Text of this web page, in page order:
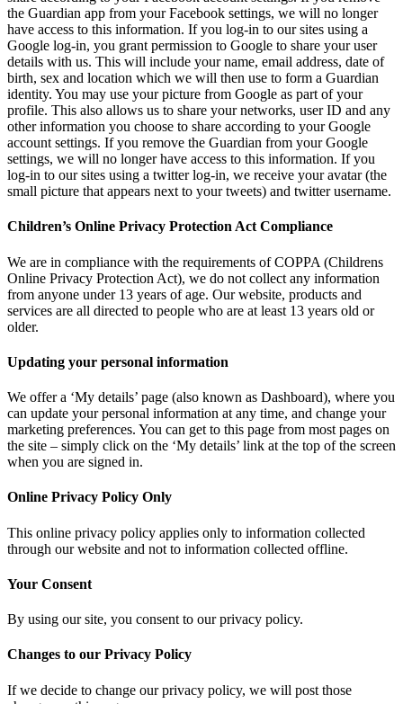
the Guardian app from your Facebook settings, we will no longer
have access to this information. If you log-in to our sites using a
Google log-in, you grant permission to Google to share your user
details with us. This will include your name, email address, date of
birth, sex and location which we will then use to form a Guardian
identity. You may use your picture from Google as part of your
profile. This also allows us to share your networks, user ID and any
other information you choose to share according to your Google
account settings. If you remove the Guardian from your Google
settings, we will no longer have access to this information. If you
log-in to our sites using a twitter log-in, we receive your avatar (the
small picture that appears next to your tweets) and twitter username.
Children’s Online Privacy Protection Act Compliance
We are in compliance with the requirements of COPPA (Childrens
Online Privacy Protection Act), we do not collect any information
from anyone under 13 years of age. Our website, products and
services are all directed to people who are at least 13 years old or
older.
Updating your personal information
We offer a ‘My details’ page (also known as Dashboard), where you
can update your personal information at any time, and change your
marketing preferences. You can get to this page from most pages on
the site – simply click on the ‘My details’ link at the top of the screen
when you are signed in.
Online Privacy Policy Only
This online privacy policy applies only to information collected
through our website and not to information collected offline.
Your Consent
By using our site, you consent to our privacy policy.
Changes to our Privacy Policy
If we decide to change our privacy policy, we will post those